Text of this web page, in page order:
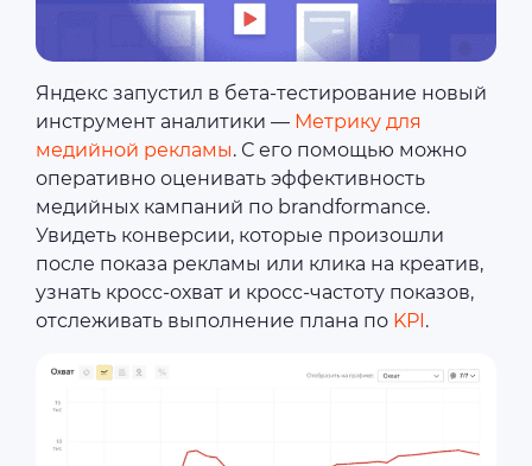
Яндекс запустил в бета-тестирование новый
инструмент аналитики — Метрику для
медийной рекламы. С его помощью можно
оперативно оценивать эффективность
медийных кампаний по brandformance.
Увидеть конверсии, которые произошли
после показа рекламы или клика на креатив,
узнать кросс-охват и кросс-частоту показов,
отслеживать выполнение плана по KPI.